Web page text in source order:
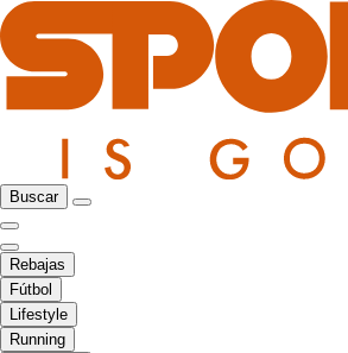
Buscar
Rebajas
Fútbol
Lifestyle
Running